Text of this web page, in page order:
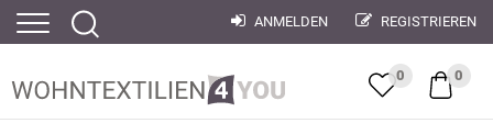
ANMELDEN REGISTRIEREN
0 0